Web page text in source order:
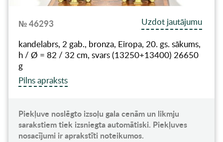
№ 46293
Uzdot jautājumu
kandelabrs, 2 gab., bronza, Eiropa, 20. gs. sākums,
h / Ø = 82 / 32 cm, svars (13250+13400) 26650
g
Pilns apraksts
Piekļuve noslēgto izsoļu gala cenām un likmju
sarakstiem tiek izsniegta automātiski. Piekļuves
nosacījumi ir aprakstīti noteikumos.